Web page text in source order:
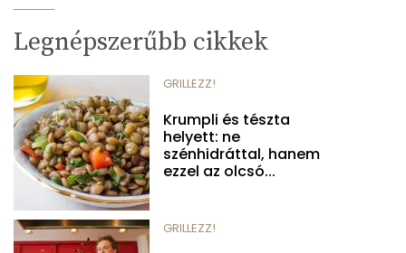
Legnépszerűbb cikkek
GRILLEZZ!
Krumpli és tészta
helyett: ne
szénhidráttal, hanem
ezzel az olcsó...
GRILLEZZ!